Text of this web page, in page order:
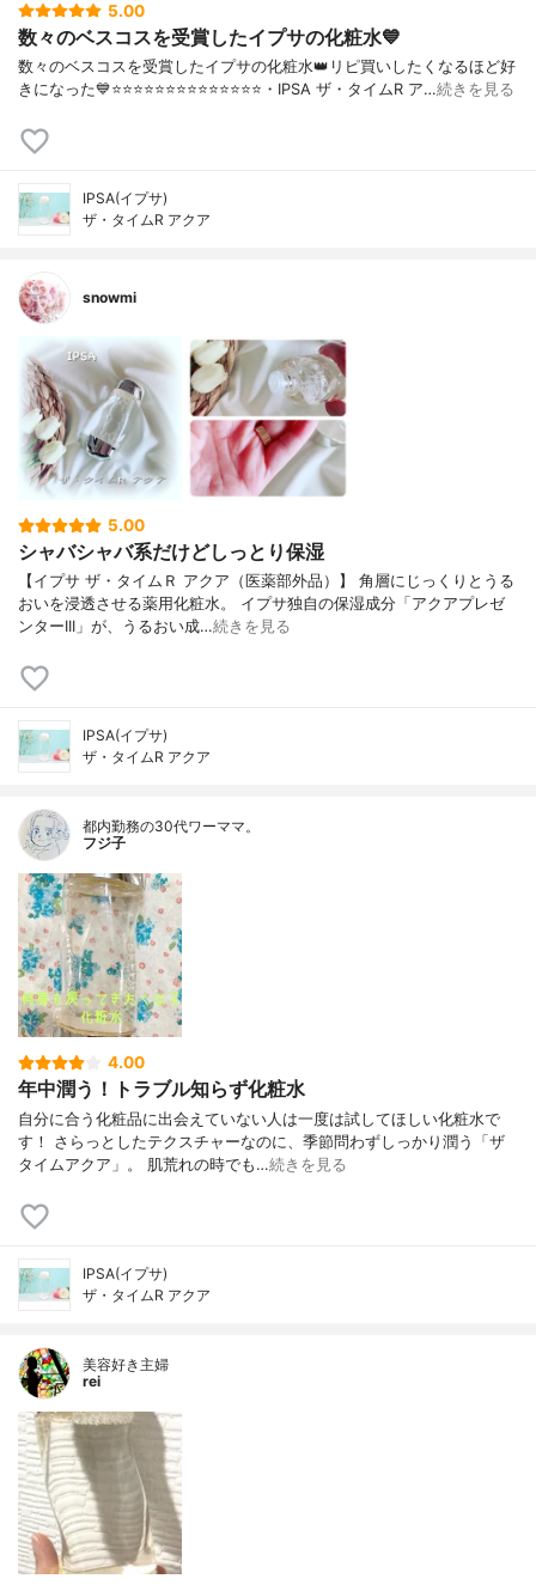
5.00
数々のベスコスを受賞したイプサの化粧水💙
数々のベスコスを受賞したイプサの化粧水👑リピ買いしたくなるほど好
きになった💙⭐️⭐️⭐️⭐️⭐️⭐️⭐️⭐️⭐️⭐️⭐️⭐️⭐️⭐️・IPSA ザ・タイムR ア…続きを見る
IPSA(イプサ)
ザ・タイムR アクア
snowmi
5.00
シャバシャバ系だけどしっとり保湿
【イプサ ザ・タイムＲ アクア（医薬部外品）】 角層にじっくりとうる
おいを浸透させる薬用化粧水。 イプサ独自の保湿成分「アクアプレゼ
ンターIII」が、うるおい成…続きを見る
IPSA(イプサ)
ザ・タイムR アクア
都内勤務の30代ワーママ。
フジ子
4.00
年中潤う！トラブル知らず化粧水
自分に合う化粧品に出会えていない人は一度は試してほしい化粧水で
す！ さらっとしたテクスチャーなのに、季節問わずしっかり潤う「ザ
タイムアクア」。 肌荒れの時でも…続きを見る
IPSA(イプサ)
ザ・タイムR アクア
美容好き主婦
rei